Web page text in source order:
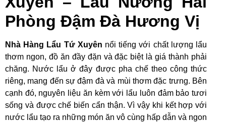
Phòng Đậm Đà Hương Vị
Nhà Hàng Lẩu Tứ Xuyên nổi tiếng với chất lượng lẩu
thơm ngon, đồ ăn đầy đặn và đặc biệt là giá thành phải
chăng. Nước lẩu ở đây được pha chế theo công thức
riêng, mang đến sự đậm đà và mùi thơm đặc trưng. Bên
cạnh đó, nguyên liệu ăn kèm với lẩu luôn đảm bảo tươi
sống và được chế biến cẩn thận. Vì vậy khi kết hợp với
nước lẩu tạo ra những món ăn vô cùng hấp dẫn và ngon